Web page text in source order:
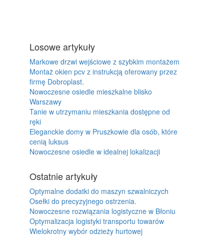
Losowe artykuły
Markowe drzwi wejściowe z szybkim montażem
Montaż okien pcv z instrukcją oferowany przez
firmę Dobroplast.
Nowoczesne osiedle mieszkalne blisko
Warszawy
Tanie w utrzymaniu mieszkania dostępne od
ręki
Eleganckie domy w Pruszkowie dla osób, które
cenią luksus
Nowoczesne osiedle w idealnej lokalizacji
Ostatnie artykuły
Optymalne dodatki do maszyn szwalniczych
Osełki do precyzyjnego ostrzenia.
Nowoczesne rozwiązania logistyczne w Błoniu
Optymalizacja logistyki transportu towarów
Wielokrotny wybór odzieży hurtowej